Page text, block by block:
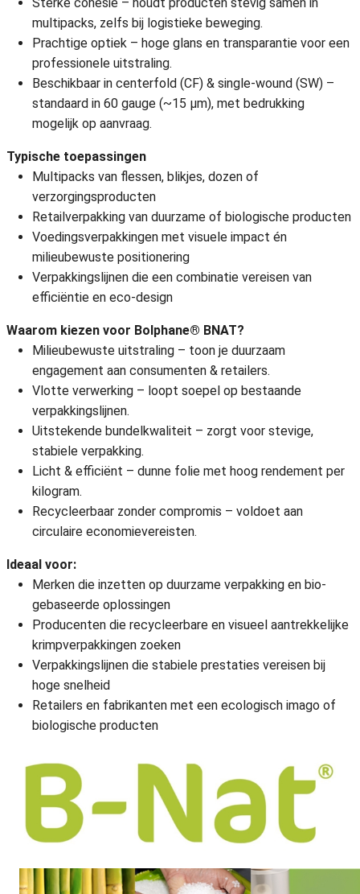
multipacks, zelfs bij logistieke beweging.
Prachtige optiek – hoge glans en transparantie voor een
professionele uitstraling.
Beschikbaar in centerfold (CF) & single-wound (SW) –
standaard in 60 gauge (~15 µm), met bedrukking
mogelijk op aanvraag.
Typische toepassingen
Multipacks van flessen, blikjes, dozen of
verzorgingsproducten
Retailverpakking van duurzame of biologische producten
Voedingsverpakkingen met visuele impact én
milieubewuste positionering
Verpakkingslijnen die een combinatie vereisen van
efficiëntie en eco-design
Waarom kiezen voor Bolphane® BNAT?
Milieubewuste uitstraling – toon je duurzaam
engagement aan consumenten & retailers.
Vlotte verwerking – loopt soepel op bestaande
verpakkingslijnen.
Uitstekende bundelkwaliteit – zorgt voor stevige,
stabiele verpakking.
Licht & efficiënt – dunne folie met hoog rendement per
kilogram.
Recycleerbaar zonder compromis – voldoet aan
circulaire economievereisten.
Ideaal voor:
Merken die inzetten op duurzame verpakking en bio-
gebaseerde oplossingen
Producenten die recycleerbare en visueel aantrekkelijke
krimpverpakkingen zoeken
Verpakkingslijnen die stabiele prestaties vereisen bij
hoge snelheid
Retailers en fabrikanten met een ecologisch imago of
biologische producten